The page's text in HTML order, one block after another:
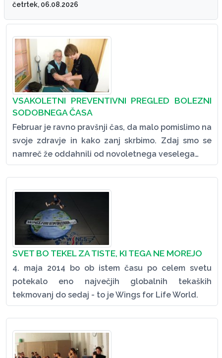
četrtek, 06.08.2026
VSAKOLETNI PREVENTIVNI PREGLED BOLEZNI
SODOBNEGA ČASA
Februar je ravno pravšnji čas, da malo pomislimo na
svoje zdravje in kako zanj skrbimo. Zdaj smo se
namreč že oddahnili od novoletnega veselega…
SVET BO TEKEL ZA TISTE, KI TEGA NE MOREJO
4. maja 2014 bo ob istem času po celem svetu
potekalo eno največjih globalnih tekaških
tekmovanj do sedaj - to je Wings for Life World.